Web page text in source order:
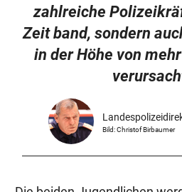
zahlreiche
Zeit band, sondern
in der Höhe von
Bild: Christof Birbaumer